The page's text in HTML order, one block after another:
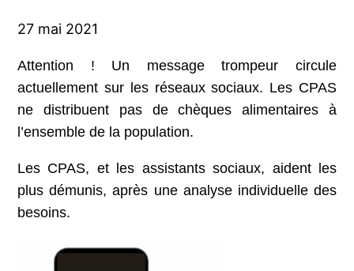
27 mai 2021
Attention ! Un message trompeur circule
actuellement sur les réseaux sociaux. Les CPAS
ne distribuent pas de chèques alimentaires à
l’ensemble de la population.
Les CPAS, et les assistants sociaux, aident les
plus démunis, après une analyse individuelle des
besoins.